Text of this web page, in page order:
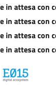
in attesa con
in attesa con
in attesa con
in attesa con